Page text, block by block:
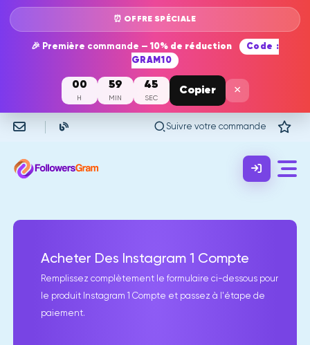
⏰ OFFRE SPÉCIALE
🎉 Première commande — 10% de réduction
Code :
GRAM10
00
H
59
MIN
45
SEC
Copier ×
Suivre votre commande
Acheter Des Instagram 1 Compte
Remplissez complètement le formulaire ci-dessous pour
le produit Instagram 1 Compte et passez à l'étape de
paiement.